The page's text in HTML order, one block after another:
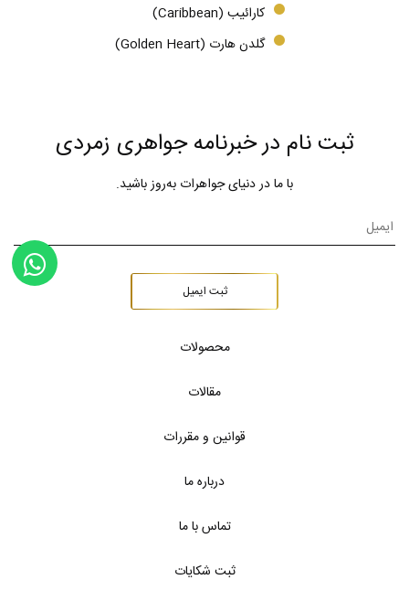
کارائیب (Caribbean)
گلدن هارت (Golden Heart)
ثبت نام در خبرنامه جواهری زمردی
با ما در دنیای جواهرات به‌روز باشید.
ثبت ایمیل
محصولات
مقالات
قوانین و مقررات
درباره ما
تماس با ما
ثبت شکایات